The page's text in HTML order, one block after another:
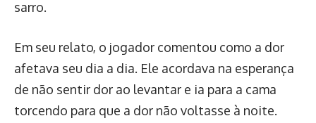
sarro.
Em seu relato, o jogador comentou como a dor
afetava seu dia a dia. Ele acordava na esperança
de não sentir dor ao levantar e ia para a cama
torcendo para que a dor não voltasse à noite.